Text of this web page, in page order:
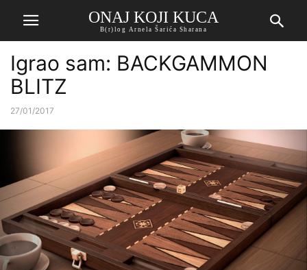
ONAJ KOJI KUCA
B(r)log Arnela Šarića Sharana
Igrao sam: BACKGAMMON
BLITZ
27/01/2017